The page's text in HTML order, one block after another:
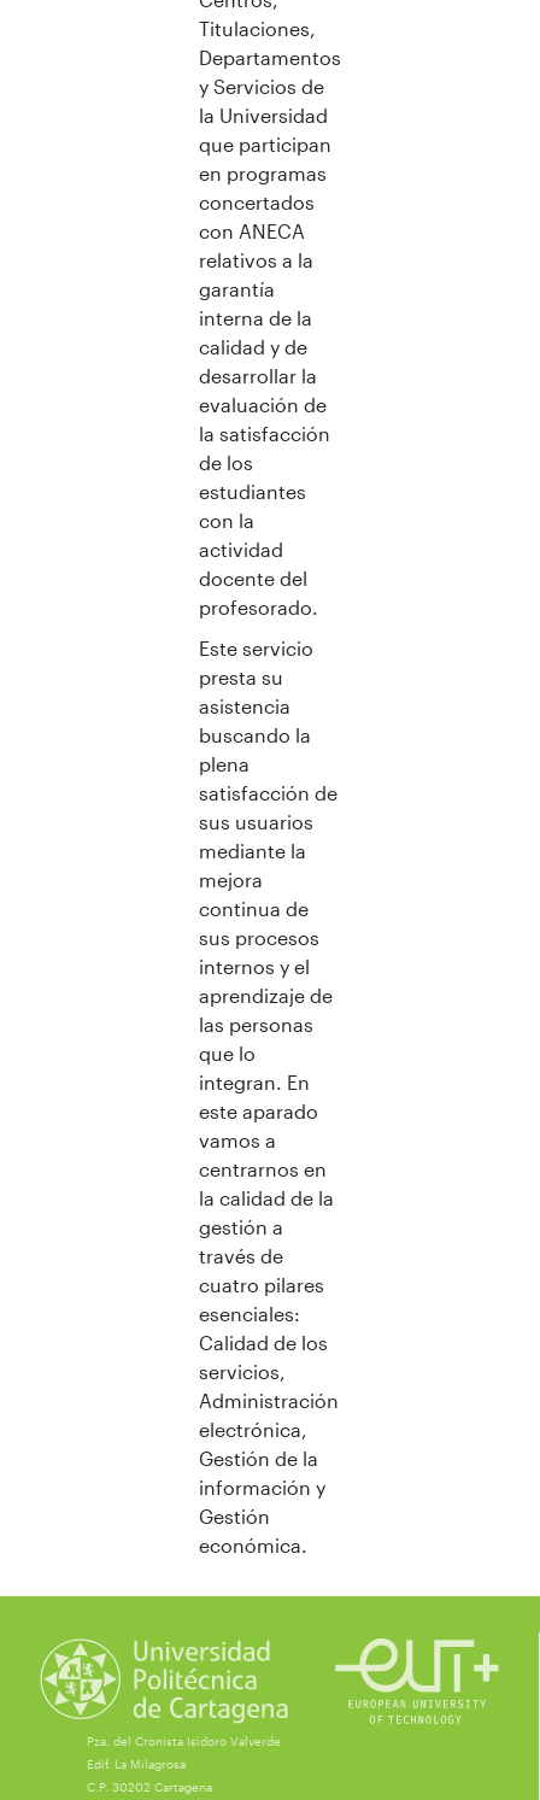
Titulaciones,
Departamentos
y Servicios de
la Universidad
que participan
en programas
concertados
con ANECA
relativos a la
garantía
interna de la
calidad y de
desarrollar la
evaluación de
la satisfacción
de los
estudiantes
con la
actividad
docente del
profesorado.
Este servicio
presta su
asistencia
buscando la
plena
satisfacción de
sus usuarios
mediante la
mejora
continua de
sus procesos
internos y el
aprendizaje de
las personas
que lo
integran. En
este aparado
vamos a
centrarnos en
la calidad de la
gestión a
través de
cuatro pilares
esenciales:
Calidad de los
servicios,
Administración
electrónica,
Gestión de la
información y
Gestión
económica.
Pza. del Cronista Isidoro Valverde
Edif. La Milagrosa
C.P. 30202 Cartagena